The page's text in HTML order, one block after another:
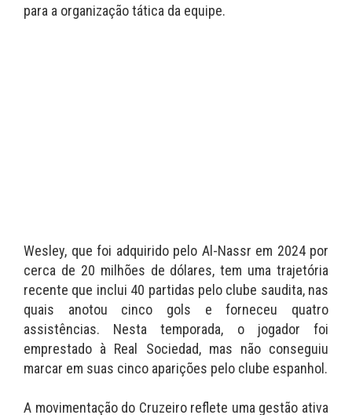
para a organização tática da equipe.
Wesley, que foi adquirido pelo Al-Nassr em 2024 por
cerca de 20 milhões de dólares, tem uma trajetória
recente que inclui 40 partidas pelo clube saudita, nas
quais anotou cinco gols e forneceu quatro
assistências. Nesta temporada, o jogador foi
emprestado à Real Sociedad, mas não conseguiu
marcar em suas cinco aparições pelo clube espanhol.
A movimentação do Cruzeiro reflete uma gestão ativa